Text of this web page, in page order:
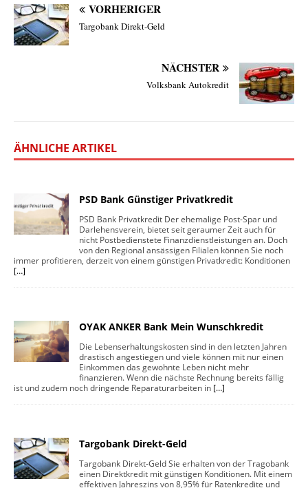
VORHERIGER
Targobank Direkt-Geld
NÄCHSTER
Volksbank Autokredit
ÄHNLICHE ARTIKEL
PSD Bank Günstiger Privatkredit
PSD Bank Privatkredit Der ehemalige Post-Spar und
Darlehensverein, bietet seit geraumer Zeit auch für
nicht Postbedienstete Finanzdienstleistungen an. Doch
von den Regional ansässigen Filialen können Sie noch
immer profitieren, derzeit von einem günstigen Privatkredit: Konditionen
[…]
OYAK ANKER Bank Mein Wunschkredit
Die Lebenserhaltungskosten sind in den letzten Jahren
drastisch angestiegen und viele können mit nur einen
Einkommen das gewohnte Leben nicht mehr
finanzieren. Wenn die nächste Rechnung bereits fällig
ist und zudem noch dringende Reparaturarbeiten in […]
Targobank Direkt-Geld
Targobank Direkt-Geld Sie erhalten von der Tragobank
einen Direktkredit mit günstigen Konditionen. Mit einem
effektiven Jahreszins von 8,95% für Ratenkredite und